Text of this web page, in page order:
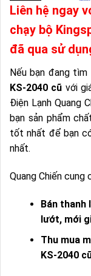
Liên hệ ngay
chạy bộ
đã qua sử
Nếu bạn đang tìm
KS-2040 cũ với
Điện Lạnh Quang
bạn sản phẩm
tốt nhất để bạn
nhất.
Quang Chiến cung
Bán thanh
lướt, mới
Thu mua
KS-2040